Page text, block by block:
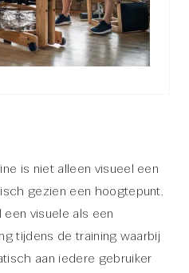
is niet alleen visueel een
gezien een hoogtepunt.
visuele als een
tijdens de training waarbij
aan iedere gebruiker